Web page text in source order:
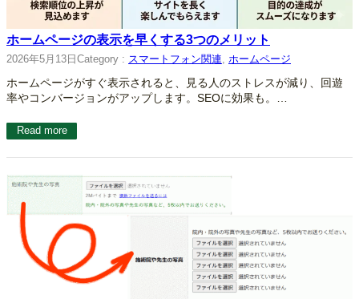
ホームページの表示を早くする3つのメリット
2026年5月13日 Category : スマートフォン関連, ホームページ
ホームページがすぐ表示されると、見る人のストレスが減り、回遊
率やコンバージョンがアップします。SEOに効果も。…
Read more